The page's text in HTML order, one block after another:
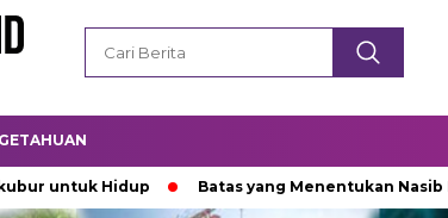
Hidup Batas yang Menentukan Nasib Bintang